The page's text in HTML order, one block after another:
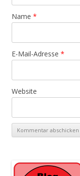
Name *
E-Mail-Adresse *
Website